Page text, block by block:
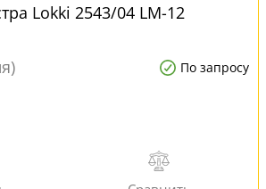
Lokki 2543/04 LM-12
По запросу